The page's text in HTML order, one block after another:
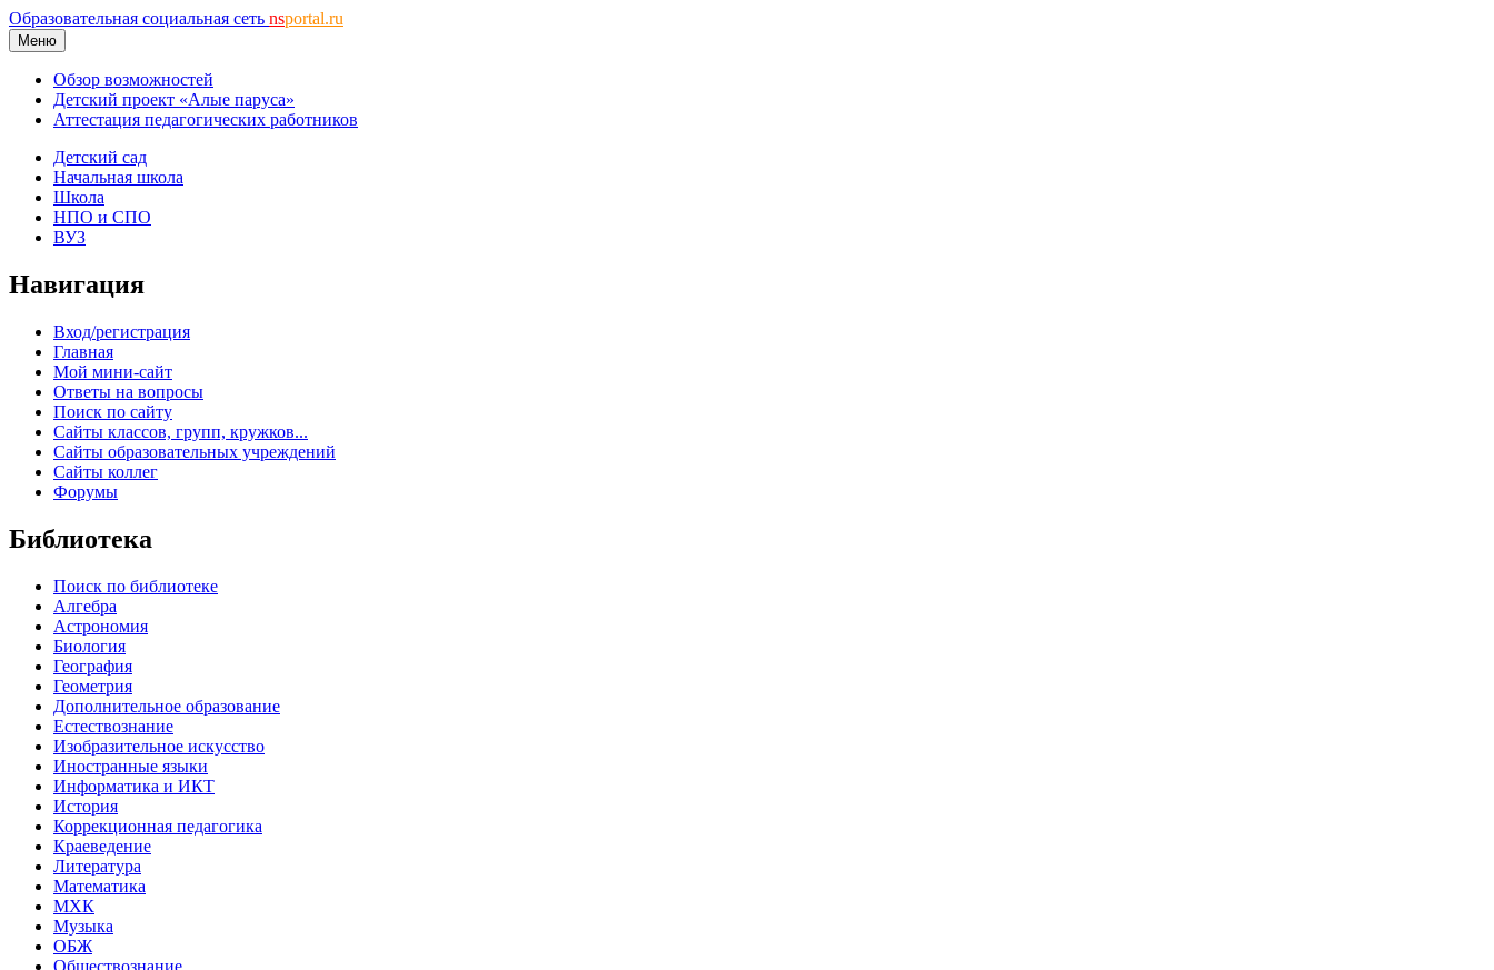
Образовательная социальная сеть nsportal.ru
Меню
Обзор возможностей
Детский проект «Алые паруса»
Аттестация педагогических работников
Детский сад
Начальная школа
Школа
НПО и СПО
ВУЗ
Навигация
Вход/регистрация
Главная
Мой мини-сайт
Ответы на вопросы
Поиск по сайту
Сайты классов, групп, кружков...
Сайты образовательных учреждений
Сайты коллег
Форумы
Библиотека
Поиск по библиотеке
Алгебра
Астрономия
Биология
География
Геометрия
Дополнительное образование
Естествознание
Изобразительное искусство
Иностранные языки
Информатика и ИКТ
История
Коррекционная педагогика
Краеведение
Литература
Математика
МХК
Музыка
ОБЖ
Обществознание